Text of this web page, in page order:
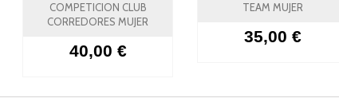
COMPETICION CLUB
CORREDORES MUJER
40,00 €
TEAM MUJER
35,00 €